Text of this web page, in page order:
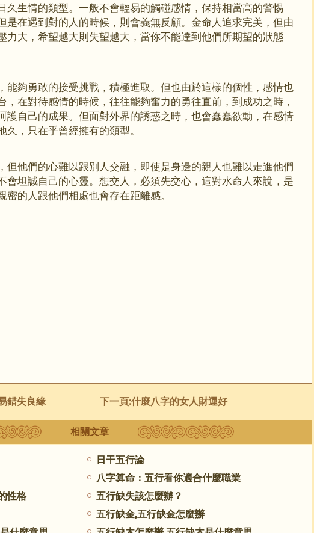
久生情的類型。一般不會輕易的觸碰感情，保持相當高的警惕
是在遇到對的人的時候，則會義無反顧。金命人追求完美，但由
力大，希望越大則失望越大，當你不能達到他們所期望的狀態
能夠勇敢的接受挑戰，積極進取。但也由於這樣的個性，感情也
，在對待感情的時候，往往能夠奮力的勇往直前，到成功之時，
護自己的成果。但面對外界的誘惑之時，也會蠢蠢欲動，在感情
，只在乎曾經擁有的類型。
但他們的心難以跟別人交融，即使是身邊的親人也難以走進他們
會坦誠自己的心靈。想交人，必須先交心，這對水命人來說，是
密的人跟他們相處也會存在距離感。
錯失良緣 下一頁:什麼八字的女人財運好
相關文章
日干五行論
八字算命：五行看你適合什麼職業
性格
五行缺失該怎麼辦？
五行缺金,五行缺金怎麼辦